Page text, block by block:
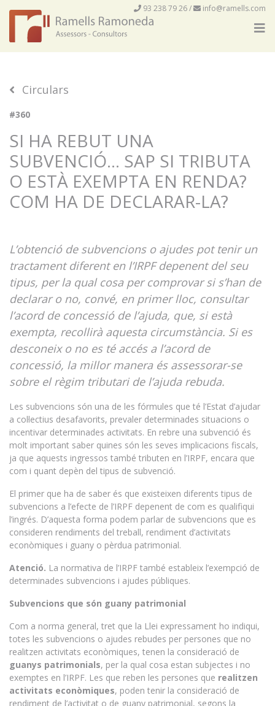
93 238 79 26/ info@ramells.com
Circulars
#360
SI HA REBUT UNA
SUBVENCIÓ… SAP SI TRIBUTA
O ESTÀ EXEMPTA EN RENDA?
COM HA DE DECLARAR-LA?
L’obtenció de subvencions o ajudes pot tenir un
tractament diferent en l’IRPF depenent del seu
tipus, per la qual cosa per comprovar si s’han de
declarar o no, convé, en primer lloc, consultar
l’acord de concessió de l’ajuda, que, si està
exempta, recollirà aquesta circumstància. Si es
desconeix o no es té accés a l’acord de
concessió, la millor manera és assessorar-se
sobre el règim tributari de l’ajuda rebuda.
Les subvencions són una de les fórmules que té l’Estat d’ajudar
a col·lectius desafavorits, prevaler determinades situacions o
incentivar determinades activitats. En rebre una subvenció és
molt important saber quines són les seves implicacions fiscals,
ja que aquests ingressos també tributen en l’IRPF, encara que
com i quant depèn del tipus de subvenció.
El primer que ha de saber és que existeixen diferents tipus de
subvencions a l’efecte de l’IRPF depenent de com es qualifiqui
l’ingrés. D’aquesta forma podem parlar de subvencions que es
consideren rendiments del treball, rendiment d’activitats
econòmiques i guany o pèrdua patrimonial.
Atenció. La normativa de l’IRPF també estableix l’exempció de
determinades subvencions i ajudes públiques.
Subvencions que són guany patrimonial
Com a norma general, tret que la Llei expressament ho indiqui,
totes les subvencions o ajudes rebudes per persones que no
realitzen activitats econòmiques, tenen la consideració de
guanys patrimonials, per la qual cosa estan subjectes i no
exemptes en l’IRPF. Les que reben les persones que realitzen
activitats econòmiques, poden tenir la consideració de
rendiment de l’activitat o de guany patrimonial, segons la